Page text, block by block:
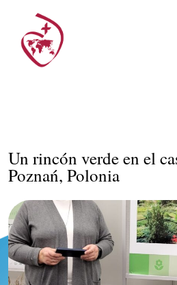
Un rincón verde en el
Poznań, Polonia